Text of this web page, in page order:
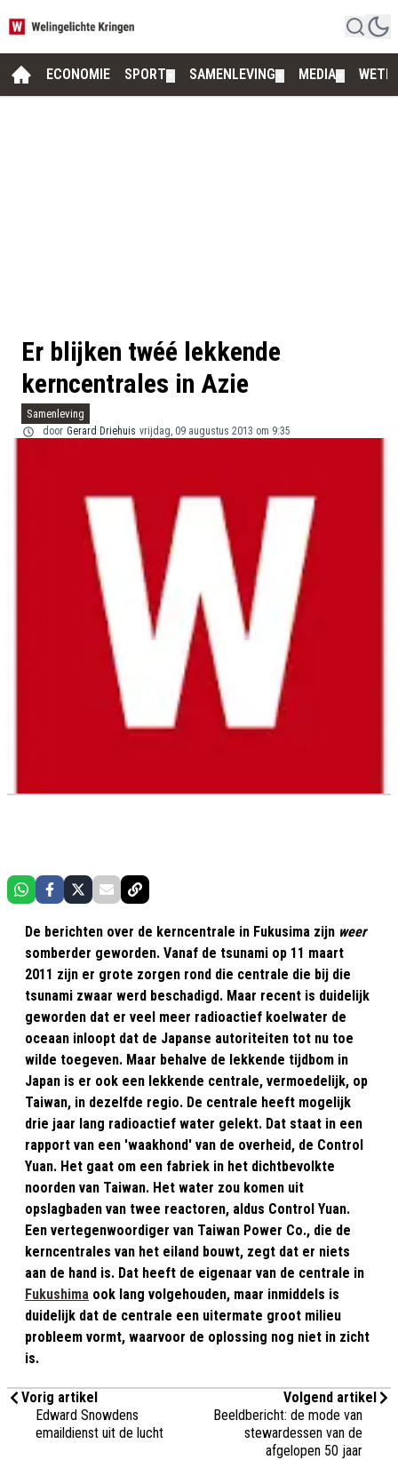
ECONOMIE SPORT SAMENLEVING MEDIA
Er blijken twéé lekkende
kerncentrales in Azie
Samenleving
door Gerard Driehuis vrijdag, 09 augustus 2013 om 9:35
De berichten over de kerncentrale in Fukusima zijn weer
somberder geworden. Vanaf de tsunami op 11 maart
2011 zijn er grote zorgen rond die centrale die bij die
tsunami zwaar werd beschadigd. Maar recent is duidelijk
geworden dat er veel meer radioactief koelwater de
oceaan inloopt dat de Japanse autoriteiten tot nu toe
wilde toegeven. Maar behalve de lekkende tijdbom in
Japan is er ook een lekkende centrale, vermoedelijk, op
Taiwan, in dezelfde regio. De centrale heeft mogelijk
drie jaar lang radioactief water gelekt. Dat staat in een
rapport van een 'waakhond' van de overheid, de Control
Yuan. Het gaat om een fabriek in het dichtbevolkte
noorden van Taiwan. Het water zou komen uit
opslagbaden van twee reactoren, aldus Control Yuan.
Een vertegenwoordiger van Taiwan Power Co., die de
kerncentrales van het eiland bouwt, zegt dat er niets
aan de hand is. Dat heeft de eigenaar van de centrale in
Fukushima ook lang volgehouden, maar inmiddels is
duidelijk dat de centrale een uitermate groot milieu
probleem vormt, waarvoor de oplossing nog niet in zicht
is.
Vorig artikel
Edward Snowdens
emaildienst uit de lucht
Volgend artikel
Beeldbericht: de mode van
stewardessen van de
afgelopen 50 jaar